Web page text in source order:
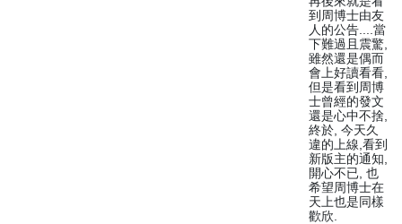
到周博士由友
人的公告....當
下難過且震驚,
雖然還是偶而
會上好讀看看,
但是看到周博
士曾經的發文
還是心中不捨,
終於, 今天久
違的上線,看到
新版主的通知,
開心不已, 也
希望周博士在
天上也是同樣
歡欣.